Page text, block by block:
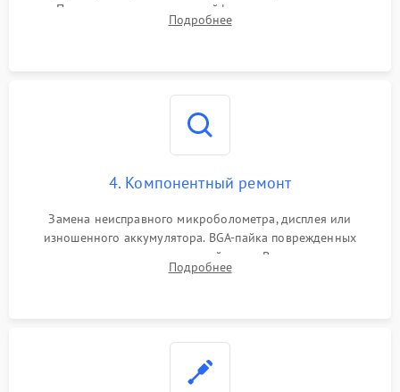
Проверка целостности шлейфов, модуля памяти и
интерфейсов связи. Выявление сгоревших SMD-компонентов
Подробнее
4. Компонентный ремонт
Замена неисправного микроболометра, дисплея или
изношенного аккумулятора. BGA-пайка поврежденных
контроллеров на материнской плате. Восстановление
разъемов и кнопок, замена поврежденных элементов
Подробнее